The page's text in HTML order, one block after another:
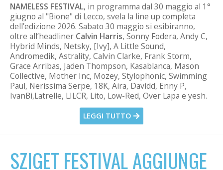
NAMELESS FESTIVAL, in programma dal 30 maggio al 1°
giugno al "Bione" di Lecco, svela la line up completa
dell’edizione 2026. Sabato 30 maggio si esibiranno,
oltre all’headliner Calvin Harris, Sonny Fodera, Andy C,
Hybrid Minds, Netsky, [Ivy], A Little Sound,
Andromedik, Astrality, Calvin Clarke, Frank Storm,
Grace Arribas, Jaden Thompson, Kasablanca, Mason
Collective, Mother Inc, Mozey, Stylophonic, Swimming
Paul, Nerissima Serpe, 18K, Aira, Davìdd, Enny P,
IvanBi,Latrelle, LILCR, Lito, Low-Red, Over Lapa e yesh.
LEGGI TUTTO
SZIGET FESTIVAL AGGIUNGE